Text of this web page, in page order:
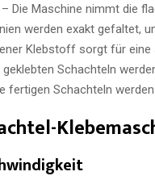
– Die Maschine nimmt die
werden exakt gefaltet,
Klebstoff sorgt für eine
geklebten Schachteln
fertigen Schachteln